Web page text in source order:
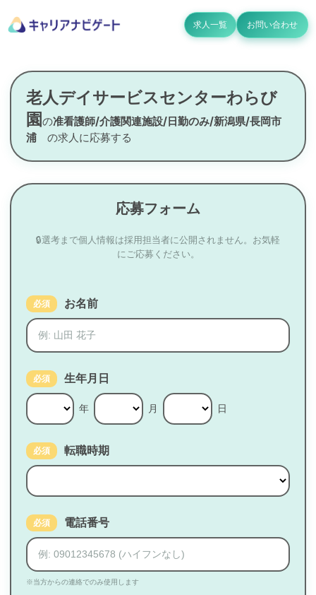
求人一覧 お問い合わせ
老人デイサービスセンターわらび
園の准看護師/介護関連施設/日勤のみ/新潟県/長岡市
浦 の求人に応募する
応募フォーム
🔒選考まで個人情報は採用担当者に公開されません。お気軽
にご応募ください。
必須 お名前
必須 生年月日
年 月 日
必須 転職時期
必須 電話番号
※当方からの連絡でのみ使用します